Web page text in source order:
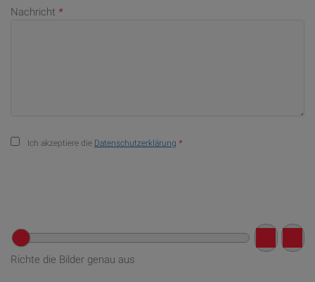
Nachricht *
Ich akzeptiere die Datenschutzerklärung *
Richte die Bilder genau aus